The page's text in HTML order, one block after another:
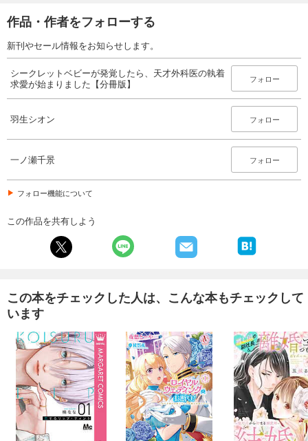
作品・作者をフォローする
新刊やセール情報をお知らせします。
シークレットベビーが発覚したら、天才外科医の執着
求愛が始まりました【分冊版】
フォロー
羽生シオン フォロー
一ノ瀬千景 フォロー
フォロー機能について
この作品を共有しよう
この本をチェックした人は、こんな本もチェックして
います